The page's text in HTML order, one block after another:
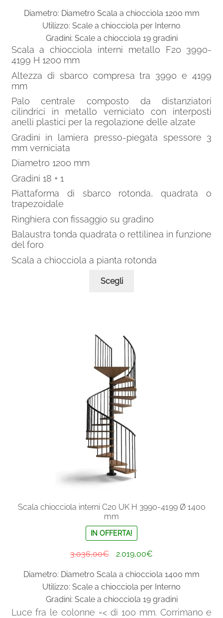
originale
era:
2.980,00€.
attuale
è:
2.012,00€.
Diametro: Diametro Scala a chiocciola 1200 mm
Utilizzo: Scale a chiocciola per Interno
Gradini: Scale a chiocciola 19 gradini
Scala a chiocciola interni metallo F20 3990-
4199 H 1200 mm
Altezza di sbarco compresa tra 3990 e 4199
mm
Palo centrale composto da distanziatori
cilindrici in metallo verniciato con interposti
anelli plastici per la regolazione delle alzate
Gradini in lamiera presso-piegata spessore 3
mm verniciata
Diametro 1200 mm
Gradini 18 + 1
Piattaforma di sbarco rotonda, quadrata o
trapezoidale
Ringhiera con fissaggio su gradino
Balaustra tonda quadrata o rettilinea in funzione
del foro
Scala a chiocciola a pianta rotonda
Scegli
opzioni
possono
essere
scelte
nella
prodotto
Scala chiocciola interni C20 UK H 3990-4199 Ø 1400
mm
IN OFFERTA!
3.036,00€
originale
era:
3.036,00€.
2.019,00€Il
attuale
è:
2.019,00€.
Diametro: Diametro Scala a chiocciola 1400 mm
Utilizzo: Scale a chiocciola per Interno
Gradini: Scale a chiocciola 19 gradini
Luce fra le colonne =< di 100 mm. Corrimano e